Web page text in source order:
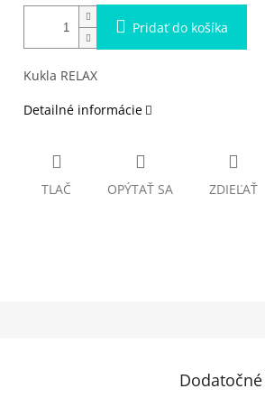
Pridať do košíka
Kukla RELAX
Detailné informácie
TLAČ OPÝTAŤ SA ZDIEĽAŤ